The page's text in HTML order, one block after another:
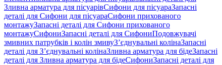
Зливна арматура для пісуарівСифони для пісуараЗапасні
деталі для Сифони для пісуараСифони прихованого
монтажуЗапасні деталі для Сифони прихованого
монтажуСифониЗапасні деталі для СифониПодовжувачі
змивних патрубків і колін змивуЗ’єднувальні колінаЗапасні
деталі для З’єднувальні колінаЗливна арматура для бідеЗапасні
деталі для Зливна арматура для бідеСифониЗапасні деталі для